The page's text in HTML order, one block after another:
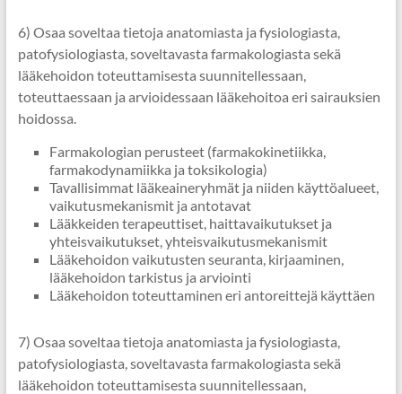
6) Osaa soveltaa tietoja anatomiasta ja fysiologiasta,
patofysiologiasta, soveltavasta farmakologiasta sekä
lääkehoidon toteuttamisesta suunnitellessaan,
toteuttaessaan ja arvioidessaan lääkehoitoa eri sairauksien
hoidossa.
Farmakologian perusteet (farmakokinetiikka,
farmakodynamiikka ja toksikologia)
Tavallisimmat lääkeaineryhmät ja niiden käyttöalueet,
vaikutusmekanismit ja antotavat
Lääkkeiden terapeuttiset, haittavaikutukset ja
yhteisvaikutukset, yhteisvaikutusmekanismit
Lääkehoidon vaikutusten seuranta, kirjaaminen,
lääkehoidon tarkistus ja arviointi
Lääkehoidon toteuttaminen eri antoreittejä käyttäen
7) Osaa soveltaa tietoja anatomiasta ja fysiologiasta,
patofysiologiasta, soveltavasta farmakologiasta sekä
lääkehoidon toteuttamisesta suunnitellessaan,